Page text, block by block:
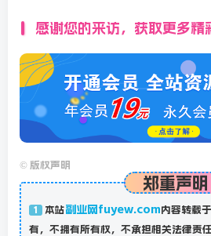
感谢您的来访，获取更多精
© 版权声明
郑重声明
1 本站副业网fuyew.com内容转载
有，不拥有所有权，不承担相关法律责